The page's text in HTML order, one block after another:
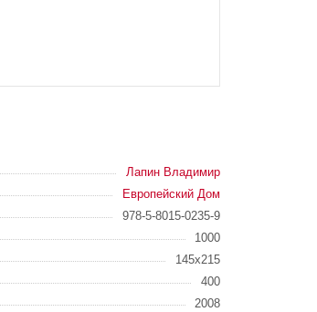
Лапин Владимир
Европейский Дом
978-5-8015-0235-9
1000
145x215
400
2008